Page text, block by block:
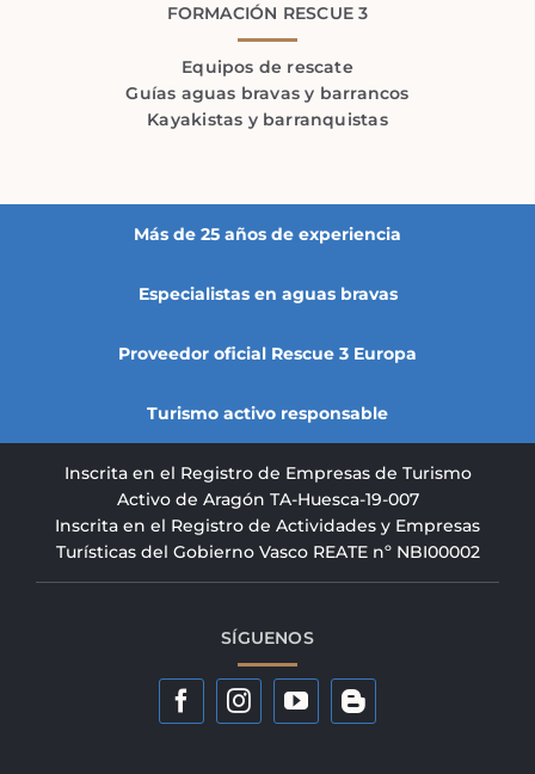
FORMACIÓN RESCUE 3
Equipos de rescate
Guías aguas bravas y barrancos
Kayakistas y barranquistas
Más de 25 años de experiencia
Especialistas en aguas bravas
Proveedor oficial Rescue 3 Europa
Turismo activo responsable
Inscrita en el Registro de Empresas de Turismo
Activo de Aragón TA-Huesca-19-007
Inscrita en el Registro de Actividades y Empresas
Turísticas del Gobierno Vasco REATE nº NBI00002
SÍGUENOS